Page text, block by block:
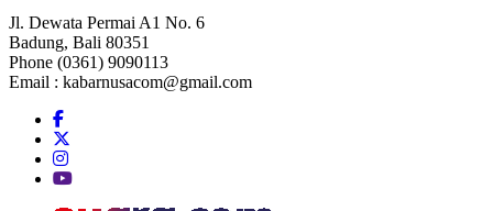
Jl. Dewata Permai A1 No. 6
Badung, Bali 80351
Phone (0361) 9090113
Email : kabarnusacom@gmail.com